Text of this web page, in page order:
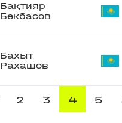
Бақтияр
Бекбасов
Бахыт
Рахашов
2 3 4 5